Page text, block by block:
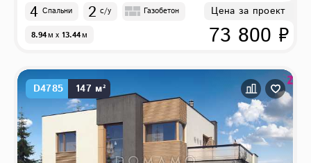
4 Спальни 2 с/у Газобетон
8.94м x 13.44м
Цена за проект
73 800 ₽
D4785 147 м²